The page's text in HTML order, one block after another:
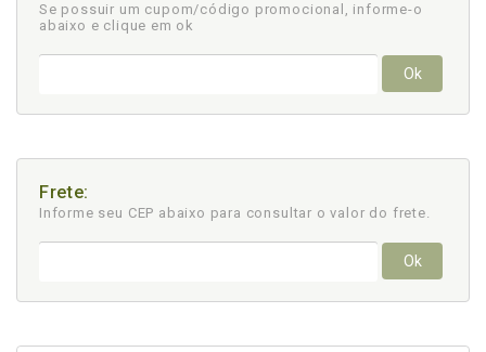
Se possuir um cupom/código promocional, informe-o
abaixo e clique em ok
Ok
Frete:
Informe seu CEP abaixo para consultar o valor do frete.
Ok